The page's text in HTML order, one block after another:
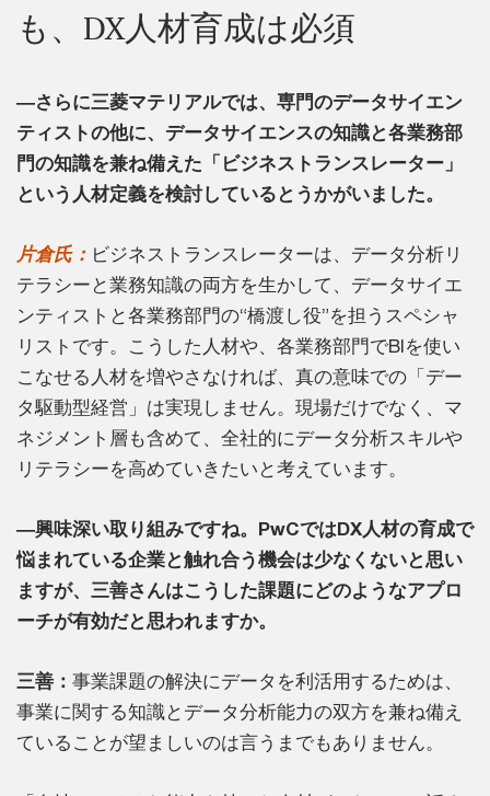
も、DX人材育成は必須
―さらに三菱マテリアルでは、専門のデータサイエン
ティストの他に、データサイエンスの知識と各業務部
門の知識を兼ね備えた「ビジネストランスレーター」
という人材定義を検討しているとうかがいました。
片倉氏： ビジネストランスレーターは、データ分析リ
テラシーと業務知識の両方を生かして、データサイエ
ンティストと各業務部門の“橋渡し役”を担うスペシャ
リストです。こうした人材や、各業務部門でBIを使い
こなせる人材を増やさなければ、真の意味での「デー
タ駆動型経営」は実現しません。現場だけでなく、マ
ネジメント層も含めて、全社的にデータ分析スキルや
リテラシーを高めていきたいと考えています。
―興味深い取り組みですね。PwCではDX人材の育成で
悩まれている企業と触れ合う機会は少なくないと思い
ますが、三善さんはこうした課題にどのようなアプロ
ーチが有効だと思われますか。
三善： 事業課題の解決にデータを利活用するためは、
事業に関する知識とデータ分析能力の双方を兼ね備え
ていることが望ましいのは言うまでもありません。